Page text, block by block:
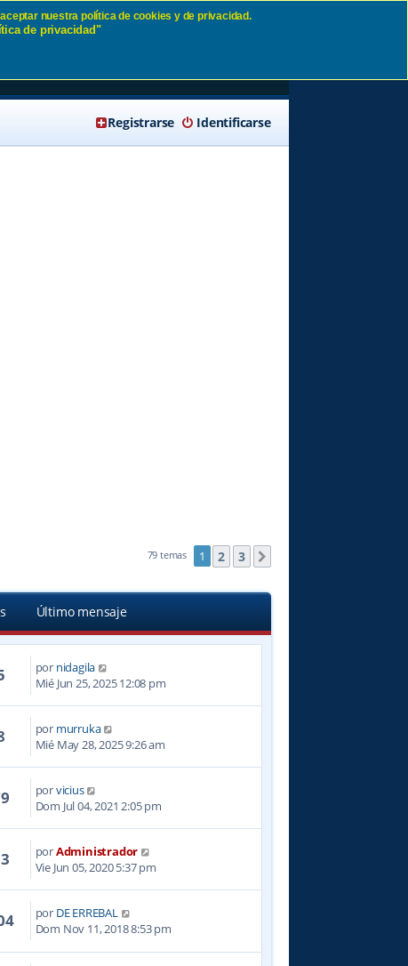
Identificarse
Registrarse
79 temas 1 2 3
Último mensaje
por nidagila
Mié Jun 25, 2025 12:08 pm
por murruka
Mié May 28, 2025 9:26 am
porvicius
Dom Jul 04, 2021 2:05 pm
porAdministrador
Vie Jun 05, 2020 5:37 pm
por DE ERREBAL
Dom Nov 11, 2018 8:53 pm
nuestra política de cookies y de privacidad.
de privacidad"